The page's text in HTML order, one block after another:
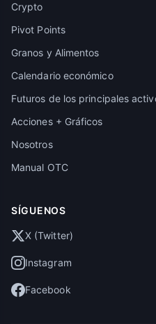
Crypto
Pivot Points
Granos y Alimentos
Calendario económico
Futuros de los principales
Acciones + Gráficos
Nosotros
Manual OTC
SÍGUENOS
X (Twitter)
Instagram
Facebook